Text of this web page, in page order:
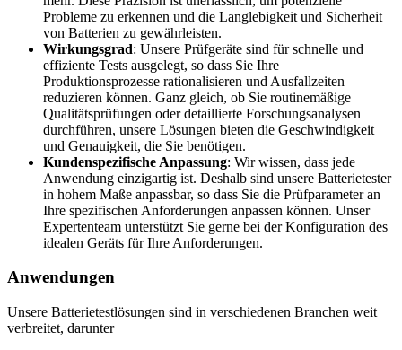
Probleme zu erkennen und die Langlebigkeit und Sicherheit
von Batterien zu gewährleisten.
Wirkungsgrad: Unsere Prüfgeräte sind für schnelle und
effiziente Tests ausgelegt, so dass Sie Ihre
Produktionsprozesse rationalisieren und Ausfallzeiten
reduzieren können. Ganz gleich, ob Sie routinemäßige
Qualitätsprüfungen oder detaillierte Forschungsanalysen
durchführen, unsere Lösungen bieten die Geschwindigkeit
und Genauigkeit, die Sie benötigen.
Kundenspezifische Anpassung: Wir wissen, dass jede
Anwendung einzigartig ist. Deshalb sind unsere Batterietester
in hohem Maße anpassbar, so dass Sie die Prüfparameter an
Ihre spezifischen Anforderungen anpassen können. Unser
Expertenteam unterstützt Sie gerne bei der Konfiguration des
idealen Geräts für Ihre Anforderungen.
Anwendungen
Unsere Batterietestlösungen sind in verschiedenen Branchen weit
verbreitet, darunter